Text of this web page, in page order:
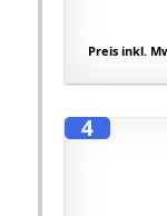
Preis inkl.
4